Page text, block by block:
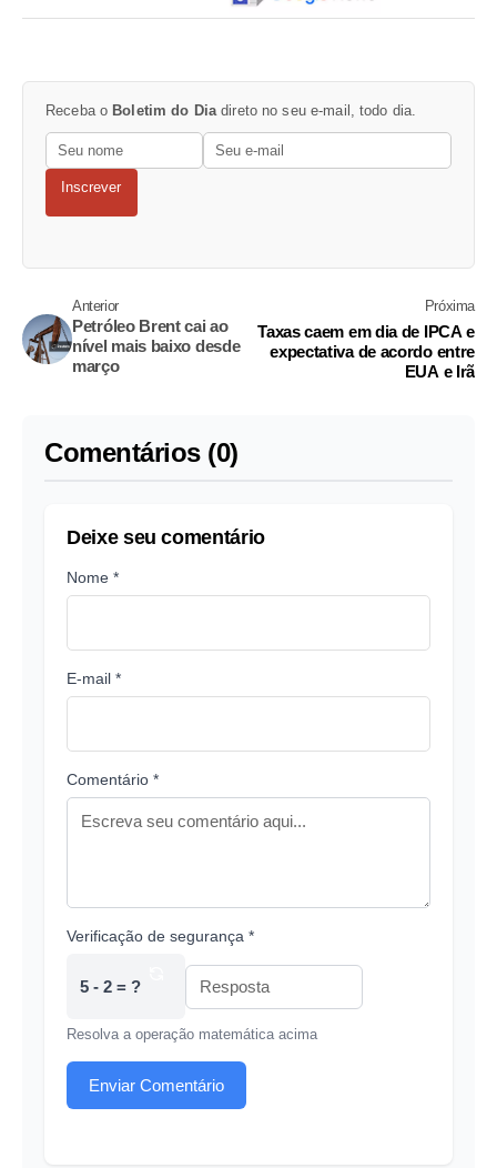
Receba o Boletim do Diadireto no seu e-mail, todo dia.
Inscrever
Anterior
Petróleo Brent cai ao
nível mais baixo desde
março
Próxima
Taxas caem em dia de IPCA e
expectativa de acordo entre
EUA e Irã
Comentários (0)
Deixe seu comentário
Nome *
E-mail *
Comentário *
Verificação de segurança *
5 - 2 = ?
Resolva a operação matemática acima
Enviar Comentário